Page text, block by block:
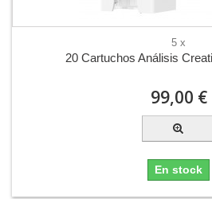
5 x
20 Cartuchos Análisis
99,00 €
En stock